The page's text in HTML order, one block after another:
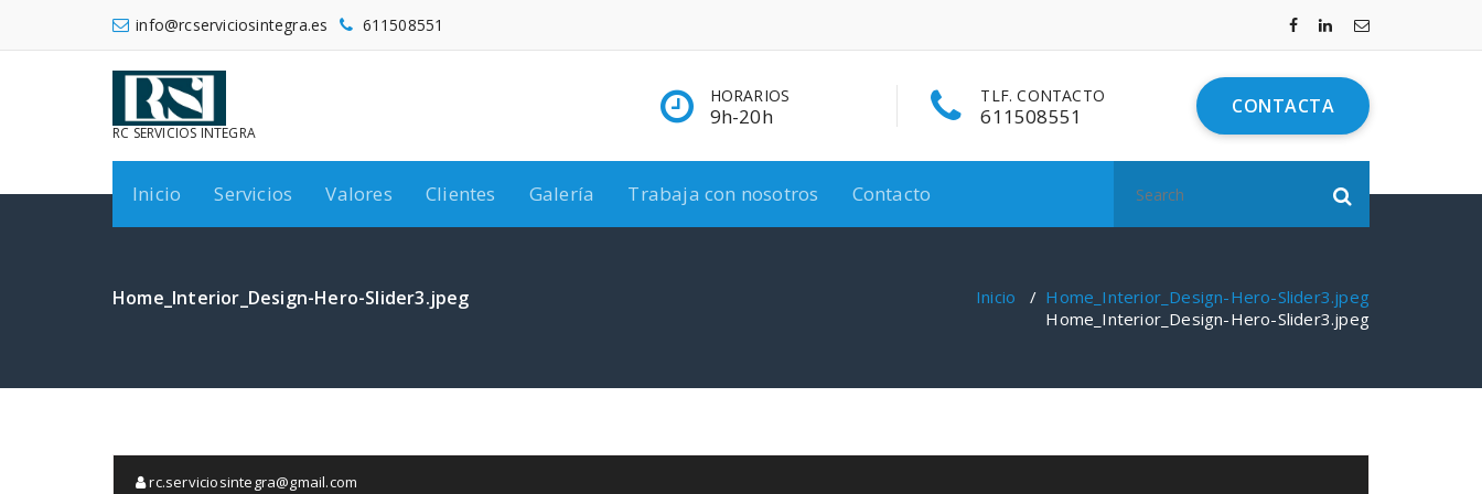
contenido
info@rcserviciosintegra.es 611508551
RC SERVICIOS INTEGRA
HORARIOS
9h-20h
TLF. CONTACTO
611508551 CONTACTA
Inicio Servicios Valores Clientes Galería Trabaja con nosotros Contacto
for:
Home_Interior_Design-Hero-Slider3.jpeg Inicio / Home_Interior_Design-Hero-Slider3.jpeg
Home_Interior_Design-Hero-Slider3.jpeg
rc.serviciosintegra@gmail.com